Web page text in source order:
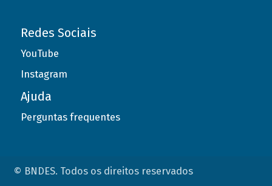
Redes Sociais
YouTube
Instagram
Ajuda
Perguntas frequentes
© BNDES. Todos os direitos reservados